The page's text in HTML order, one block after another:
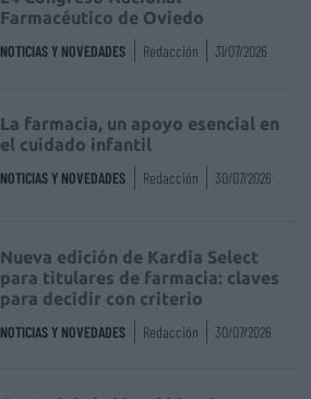
Farmacéutico de Oviedo
NOTICIAS Y NOVEDADES Redacción 31/07/2026
La farmacia, un apoyo esencial en
el cuidado infantil
NOTICIAS Y NOVEDADES Redacción 30/07/2026
Nueva edición de Kardia Select
para titulares de farmacia: claves
para decidir con criterio
NOTICIAS Y NOVEDADES Redacción 30/07/2026